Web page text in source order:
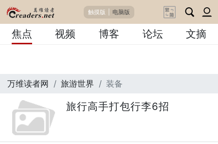
触摸版 电脑版
焦点 视频 博客 论坛 文摘
万维读者网 旅游世界 装备
旅行高手打包行李6招